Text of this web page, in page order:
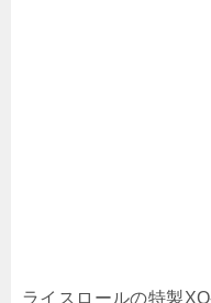
ライスロールの特製XO